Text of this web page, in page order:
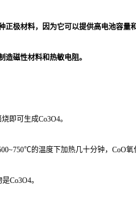
极材料，因为它可以提供高电池容量
磁性材料和热敏电阻。
即可生成Co3O4。
的温度下加热几十分钟，CoO氧
Co3O4。